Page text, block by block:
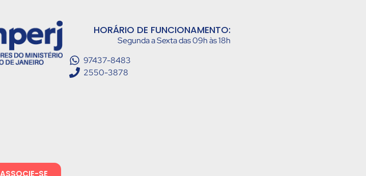
HORÁRIO DE FUNCIONAMENTO:
Segunda a Sexta das 09h às 18h
97437-8483
2550-3878
ASSOCIE-SE